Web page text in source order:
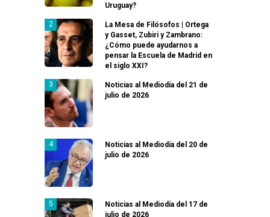
Uruguay?
La Mesa de Filósofos | Ortega
y Gasset, Zubiri y Zambrano:
¿Cómo puede ayudarnos a
pensar la Escuela de Madrid en
el siglo XXI?
Noticias al Mediodía del 21 de
julio de 2026
Noticias al Mediodía del 20 de
julio de 2026
Noticias al Mediodía del 17 de
julio de 2026